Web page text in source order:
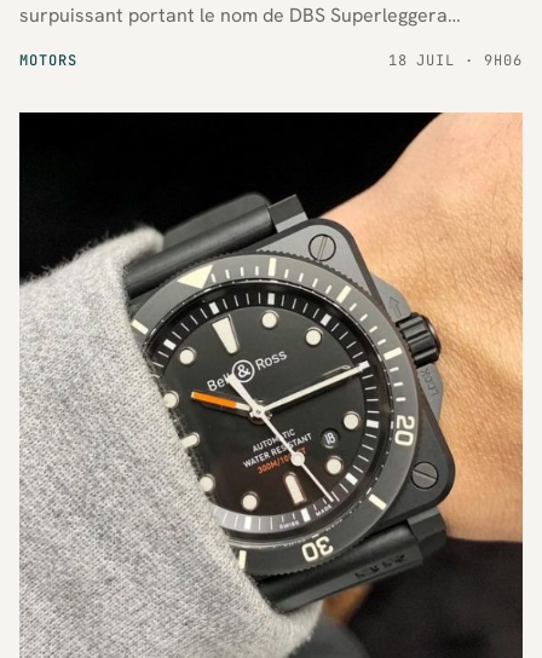
MOTORS
surpuissant portant le nom de DBS Superleggera
18 JUIL · 9H06